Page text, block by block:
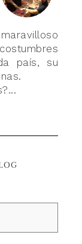
país, su